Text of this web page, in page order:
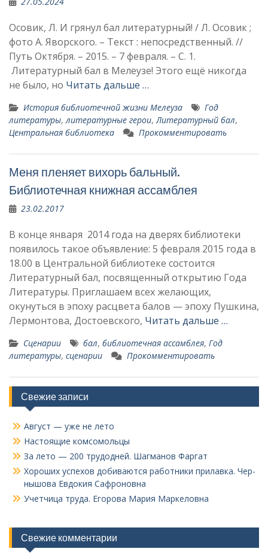
Осовик, Л. И грянул бал литературный! / Л. Осовик ;
фото А. Яворского. – Текст : непосредственный. //
Путь Октября. – 2015. – 7 февраля. – С. 1.
Литературный бал в Мелеузе! Этого ещё никогда
не было, но Читать дальше …
История библиотечной жизни Мелеуза
Год
литературы,литературные герои,Литературный бал,
Центральная библиотека
Прокомментировать
Меня пленяет вихорь бальный.
Библиотечная книжная ассамблея
23.02.2017
В конце января 2014 года на дверях библиотеки
появилось такое объявление: 5 февраля 2015 года в
18.00 в Центральной библиотеке состоится
Литературный бал, посвященный открытию Года
Литературы. Приглашаем всех желающих,
окунуться в эпоху расцвета балов — эпоху Пушкина,
Лермонтова, Достоевского, Читать дальше …
Сценарии бал, библиотечная ассамблея, Год
литературы, сценарии Прокомментировать
Свежие записи
Август — уже не лето
Настоящие комсомольцы
За лето — 200 трудодней. Шагманов Фаргат
Хороших успехов добиваются работники прилавка. Чер­
нышова Евдокия Сафроновна
Учетчица труда. Его­рова Мария Маркеловна
Свежие комментарии